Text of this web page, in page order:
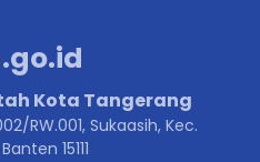
Kota Tangerang
RW.001, Sukaasih, Kec.
15111